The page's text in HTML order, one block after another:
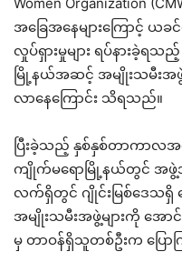
အခြေအနေများကြောင့် ယ
လှုပ်ရှားမှုများ ရပ်နားခဲ့ရ
မြို့နယ်အဆင့် အမျိုးသမီး
လာနေကြောင်း သိရသည်။
ပြီးခဲ့သည့် နှစ်နှစ်တာကာလအ
ကျိုက်မရောမြို့နယ်တွင် အဖွဲ့အ
လက်ရှိတွင် ဂျိုင်းမြစ်ဒေသရှိ
အမျိုးသမီးအဖွဲ့များကို အောင်
မှ တာဝန်ရှိသူတစ်ဦးက ပြော